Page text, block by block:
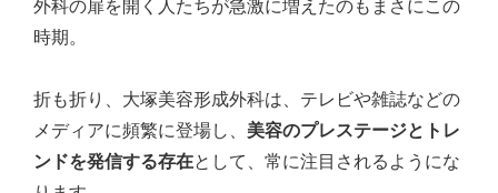
外科の扉を開く人たちが急激に増えたのもまさにこの
時期。
折も折り、大塚美容形成外科は、テレビや雑誌などの
メディアに頻繁に登場し、 美容のプレステージとトレ
ンドを発信する存在として、常に注目されるようにな